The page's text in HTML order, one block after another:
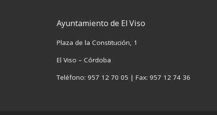
Ayuntamiento de El Viso
Plaza de la Constitución, 1
El Viso – Córdoba
Teléfono: 957 12 70 05 | Fax: 957 12 74 36